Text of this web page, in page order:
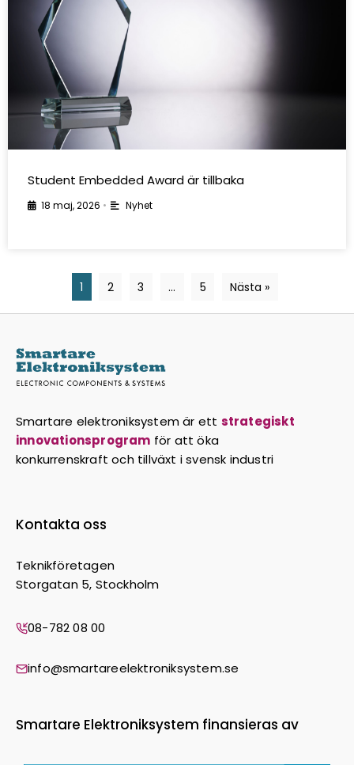
Student Embedded Award är tillbaka
18 maj, 2026 • Nyhet
1 2 3 … 5 Nästa »
Smartare elektroniksystem är ett strategiskt
innovationsprogram för att öka
konkurrenskraft och tillväxt i svensk industri
Kontakta oss
Teknikföretagen
Storgatan 5, Stockholm
08-782 08 00
info@smartareelektroniksystem.se
Smartare Elektroniksystem finansieras av